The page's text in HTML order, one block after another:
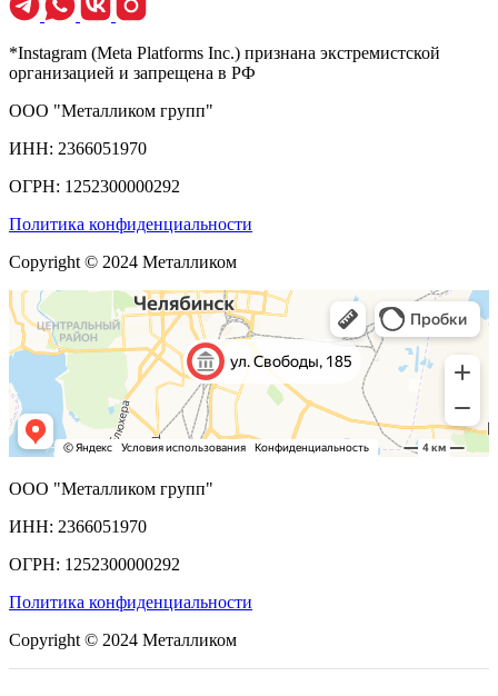
*Instagram (Meta Platforms Inc.) признана экстремистской
организацией и запрещена в РФ
ООО "Металликом групп"
ИНН: 2366051970
ОГРН: 1252300000292
Политика конфиденциальности
Copyright © 2024 Металликом
ООО "Металликом групп"
ИНН: 2366051970
ОГРН: 1252300000292
Политика конфиденциальности
Copyright © 2024 Металликом